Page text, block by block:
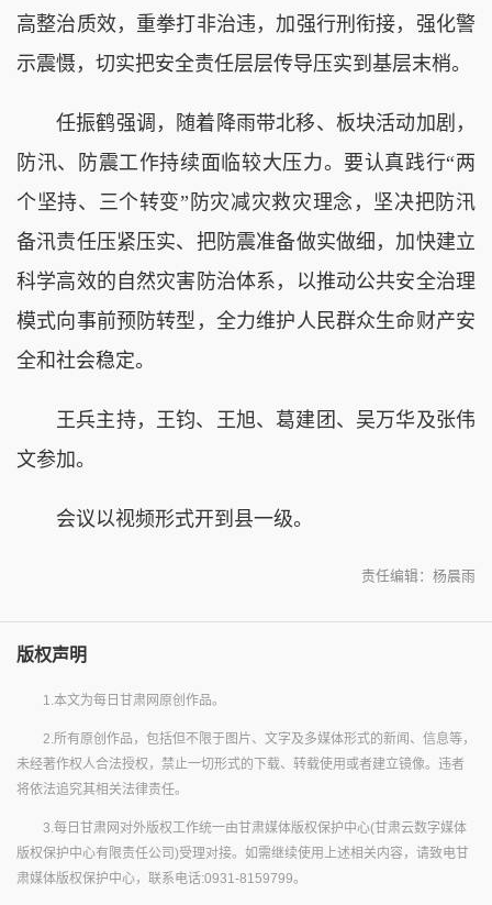
高整治质效，重拳打非治违，加强行刑衔接，强化警
示震慑，切实把安全责任层层传导压实到基层末梢。
任振鹤强调，随着降雨带北移、板块活动加剧，
防汛、防震工作持续面临较大压力。要认真践行“两
个坚持、三个转变”防灾减灾救灾理念，坚决把防汛
备汛责任压紧压实、把防震准备做实做细，加快建立
科学高效的自然灾害防治体系，以推动公共安全治理
模式向事前预防转型，全力维护人民群众生命财产安
全和社会稳定。
王兵主持，王钧、王旭、葛建团、吴万华及张伟
文参加。
会议以视频形式开到县一级。
责任编辑：杨晨雨
版权声明
1.本文为每日甘肃网原创作品。
2.所有原创作品，包括但不限于图片、文字及多媒体形式的新闻、信息等，
未经著作权人合法授权，禁止一切形式的下载、转载使用或者建立镜像。违者
将依法追究其相关法律责任。
3.每日甘肃网对外版权工作统一由甘肃媒体版权保护中心(甘肃云数字媒体
版权保护中心有限责任公司)受理对接。如需继续使用上述相关内容，请致电甘
肃媒体版权保护中心，联系电话:0931-8159799。